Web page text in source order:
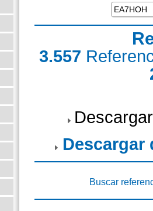
3.557
Descargar
Buscar